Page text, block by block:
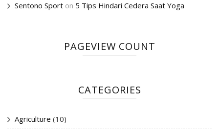
Sentono Sport on 5 Tips Hindari Cedera Saat Yoga
PAGEVIEW COUNT
CATEGORIES
Agriculture (10)